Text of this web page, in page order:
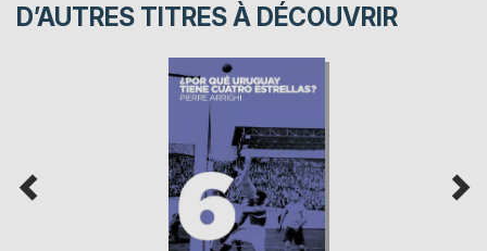
D’AUTRES TITRES À DÉCOUVRIR